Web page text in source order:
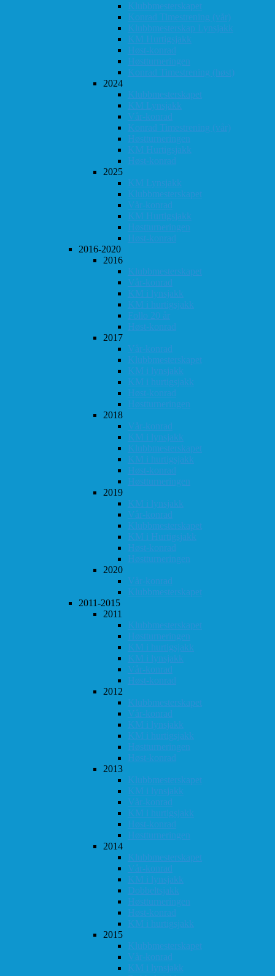
Klubbmesterskapet
Konrad Timestrening (vår)
Klubbmesterskap Lynsjakk
KM Hurtigsjakk
Høst-konrad
Høstturneringen
Konrad Timestrening (høst)
2024
Klubbmesterskapet
KM Lynsjakk
Vår-konrad
Konrad Timestrening (vår)
Høstturneringen
KM Hurtigsjakk
Høst-konrad
2025
KM Lynsjakk
Klubbmesterskapet
Vår-konrad
KM Hurtigsjakk
Høstturneringen
Høst-konrad
2016-2020
2016
Klubbmesterskapet
Vår-konrad
KM i lynsjakk
KM i hurtigsjakk
Follo 20 år
Høst-konrad
2017
Vår-konrad
Klubbmesterskapet
KM i lynsjakk
KM i hurtigsjakk
Høst-konrad
Høstturneringen
2018
Vår-konrad
KM i lynsjakk
Klubbmesterskapet
KM i hurtigsjakk
Høst-konrad
Høstturneringen
2019
KM i lynsjakk
Vår-konrad
Klubbmesterskapet
KM i Hurtigsjakk
Høst-konrad
Høstturneringen
2020
Vår-konrad
Klubbmesterskapet
2011-2015
2011
Klubbmesterskapet
Høstturneringen
KM i hurtigsjakk
KM i lynsjakk
Vår-konrad
Høst-konrad
2012
Klubbmesterskapet
Vår-konrad
KM i lynsjakk
KM i hurtigsjakk
Høstturneringen
Høst-konrad
2013
Klubbmesterskapet
KM i lynsjakk
Vår-konrad
KM i hurtigsjakk
Høst-konrad
Høstturneringen
2014
Klubbmesterskapet
Vår-konrad
KM i lynsjakk
Dobbeltsjakk
Høstturneringen
Høst-konrad
KM i hurtigsjakk
2015
Klubbmesterskapet
Vår-konrad
KM i lynsjakk